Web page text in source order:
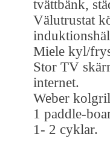
tvättbänk,
Välutrustat
Miele kyl/
Stor TV
internet.
Weber
1 paddle-
1- 2 cyklar.